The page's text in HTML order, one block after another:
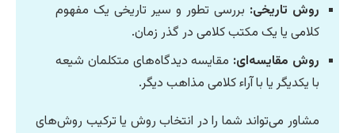
روش تاریخی: بررسی تطور و سیر تاریخی یک مفهوم
کلامی یا یک مکتب کلامی در گذر زمان.
روش مقایسه‌ای: مقایسه دیدگاه‌های متکلمان شیعه
با یکدیگر یا با آراء کلامی مذاهب دیگر.
مشاور می‌تواند شما را در انتخاب روش یا ترکیب روش‌های